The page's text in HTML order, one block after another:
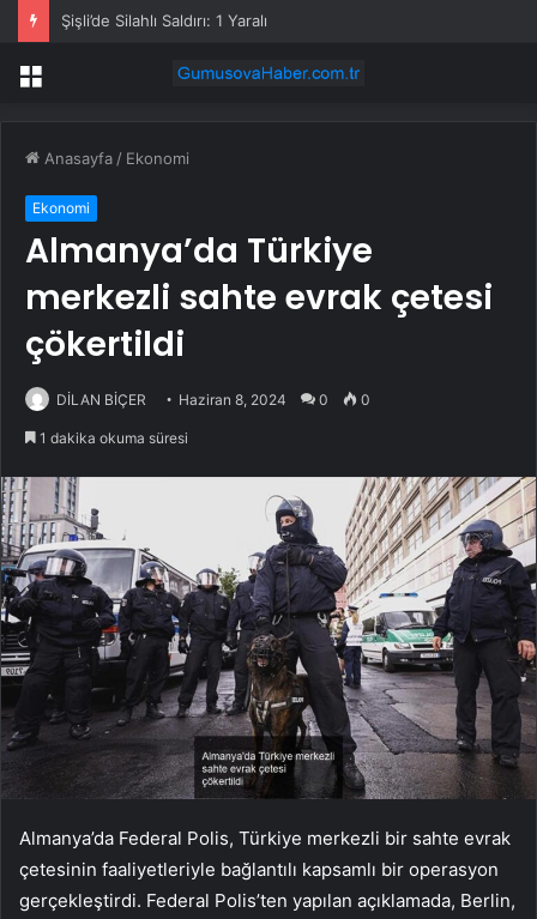
Şişli’de Silahlı Saldırı: 1 Yaralı
Menü
Anasayfa / Ekonomi
Ekonomi
Almanya’da Türkiye
merkezli sahte evrak çetesi
çökertildi
DİLAN BİÇER Haziran 8, 2024 0 0
1 dakika okuma süresi
Almanya’da Federal Polis, Türkiye merkezli bir sahte evrak
çetesinin faaliyetleriyle bağlantılı kapsamlı bir operasyon
gerçekleştirdi. Federal Polis’ten yapılan açıklamada, Berlin,